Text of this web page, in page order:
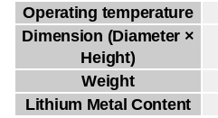
Operating temperature
Dimension (Diameter ×
Height)
Weight
Lithium Metal Content